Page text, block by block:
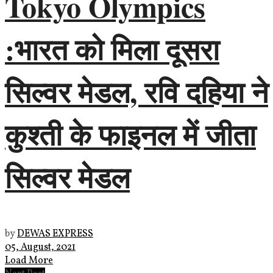
:भारत को मिला दूसरा
सिल्वर मेडल, रवि दहिया ने
कुश्ती के फाइनल में जीता
सिल्वर मेडल
byDEWAS EXPRESS
05, August, 2021
Load More